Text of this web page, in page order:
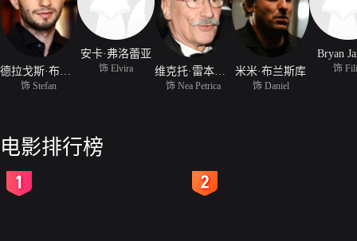
饰 Stefan
安卡·弗洛蕾亚
饰 Elvira
饰 Nea Petrica
米米·布兰斯库
饰 Daniel
Bryan
饰
电影排行榜